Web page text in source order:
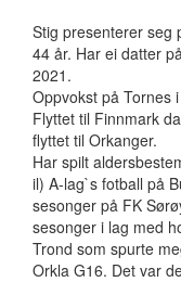
Stig presenterer seg
44 år. Har ei datter
2021.
Oppvokst på Tornes
Flyttet til Finnmark
flyttet til Orkanger.
Har spilt
il) A-lag`s fotball på
sesonger på FK
sesonger i lag med
Trond som spurte
Orkla G16. Det var